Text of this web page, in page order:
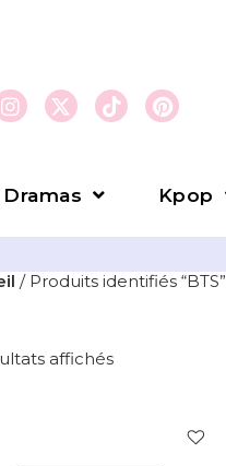
Kpop
/ Produits identifiés “BTS”
affichés